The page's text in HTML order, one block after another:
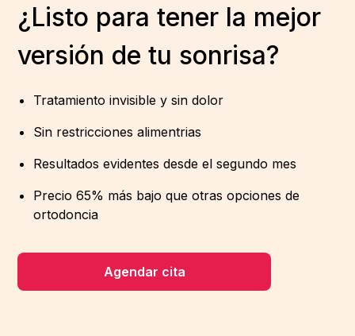
¿Listo para tener la mejor
versión de tu sonrisa?
Tratamiento invisible y sin dolor
Sin restricciones alimentrias
Resultados evidentes desde el segundo mes
Precio 65% más bajo que otras opciones de
ortodoncia
Agendar cita